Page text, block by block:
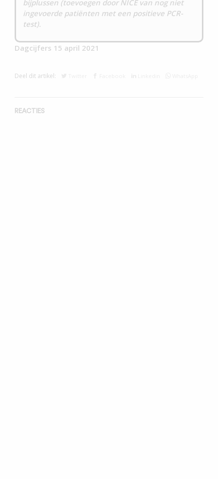
bijplussen (toevoegen door NICE van nog niet
ingevoerde patiënten met een positieve PCR-
test).
Dagcijfers 15 april 2021
Deel dit artikel:
REACTIES